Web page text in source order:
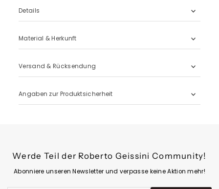
Details
Material & Herkunft
Versand & Rücksendung
Angaben zur Produktsicherheit
Werde Teil der Roberto Geissini Community!
Abonniere unseren Newsletter und verpasse keine Aktion mehr!